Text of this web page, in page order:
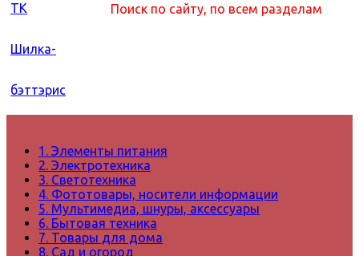
Поиск по сайту, по всем разделам
1. Элементы питания
2. Электротехника
3. Светотехника
4. Фототовары, носители информации
5. Мультимедиа, шнуры, аксессуары
6. Бытовая техника
7. Товары для дома
8. Сад и огород